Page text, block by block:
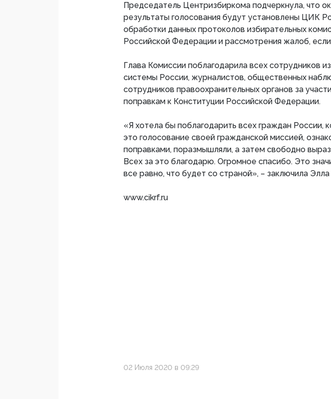
Председатель Центризбиркома подчеркнула, что
результаты голосования будут установлены ЦИК
обработки данных протоколов избирательных
Российской Федерации и рассмотрения жалоб,
Глава Комиссии поблагодарила всех сотрудников
системы России, журналистов, общественных
сотрудников правоохранительных органов за
поправкам к Конституции Российской Федерации.
«Я хотела бы поблагодарить всех граждан России,
это голосование своей гражданской миссией,
поправками, поразмышляли, а затем свободно
Всех за это благодарю. Огромное спасибо. Это
все равно, что будет со страной», – заключила
www.cikrf.ru
02 Июля 2020 в 09:29